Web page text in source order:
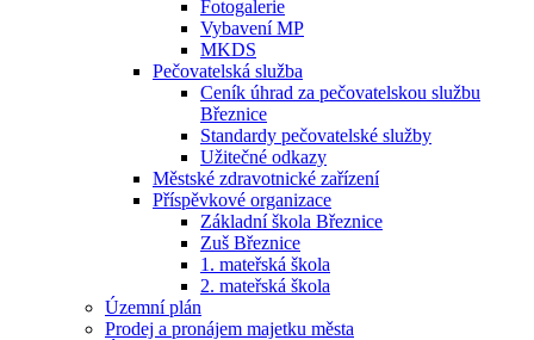
Fotogalerie
Vybavení MP
MKDS
Pečovatelská služba
Ceník úhrad za pečovatelskou službu
Březnice
Standardy pečovatelské služby
Užitečné odkazy
Městské zdravotnické zařízení
Příspěvkové organizace
Základní škola Březnice
Zuš Březnice
1. mateřská škola
2. mateřská škola
Územní plán
Prodej a pronájem majetku města